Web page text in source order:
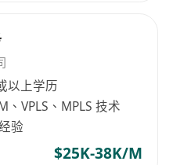
以上学历
VPLS、MPLS 技术
验
$25K-38K/M